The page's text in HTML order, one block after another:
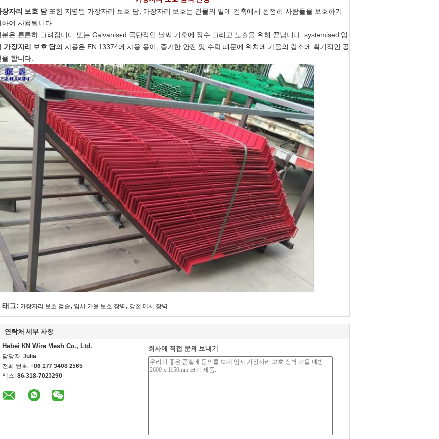
장자리 보호 담또한 지명된 가장자리 보호 담, 가장자리 보호는 건물의 밑에 건축에서 완전히 사람들을 보호하기
하여 사용됩니다.
분은 튼튼하 그려집니다 또는 Galvanised 극단적인 날씨 기후에 장수 그리고 노출을 위해 끝납니다. systemised 임
가장자리 보호 담의 사용은 EN 13374에 사용 용이, 증가한 안전 및 수락 때문에 위치에 가을의 감소에 획기적인 공
을 합니다.
태그: 가장자리 보호 검술, 임시 가을 보호 장벽 , 강철 메시 장벽
연락처 세부 사항
Hebei KN Wire Mesh Co., Ltd.
담당자: Julia
전화 번호: +86 177 3408 2565
팩스: 86-318-7020290
회사에 직접 문의 보내기